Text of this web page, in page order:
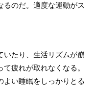
るのだ。適度な運動がス
いたり、生活リズムが崩
疲れが取れなくなる。
よい睡眠をしっかりとる